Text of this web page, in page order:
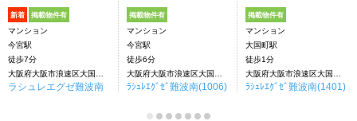
新着 掲載物件有
マンション
今宮駅
徒歩7分
ラシュレエグゼ難波南
掲載物件有
マンション
今宮駅
徒歩6分
ﾗｼｭﾚｴｸﾞｾﾞ難波南(1006)
掲載物件有
マンション
大国町駅
徒歩1分
ﾗｼｭﾚｴｸﾞｾﾞ難波南(1401)